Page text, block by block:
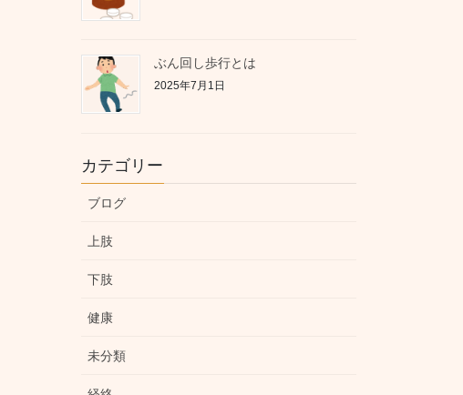
ぶん回し歩行とは
2025年7月1日
カテゴリー
ブログ
上肢
下肢
健康
未分類